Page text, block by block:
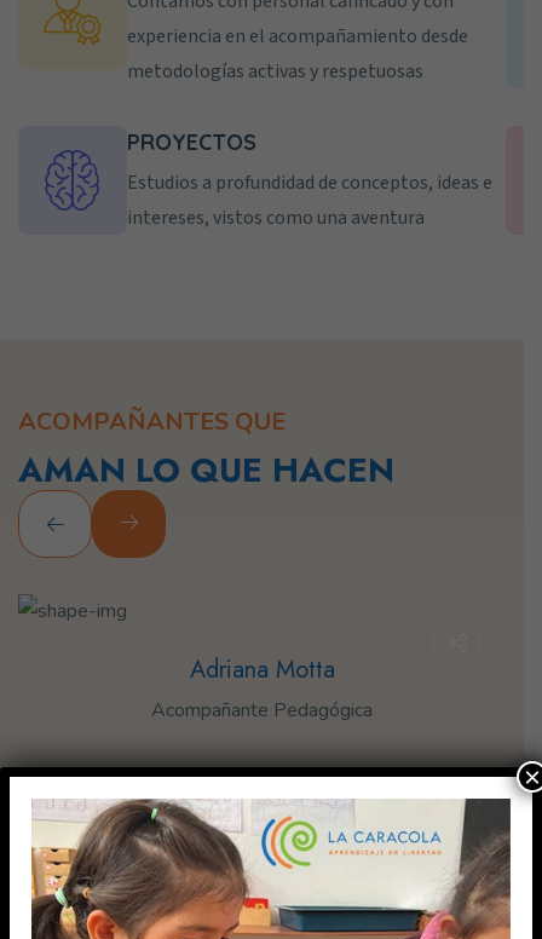
experiencia en el acompañamiento desde
metodologías activas y respetuosas
PROYECTOS
Estudios a profundidad de conceptos, ideas e
intereses, vistos como una aventura
ACOMPAÑANTES QUE
AMAN LO QUE HACEN
Adriana Motta
Acompañante Pedagógica
×